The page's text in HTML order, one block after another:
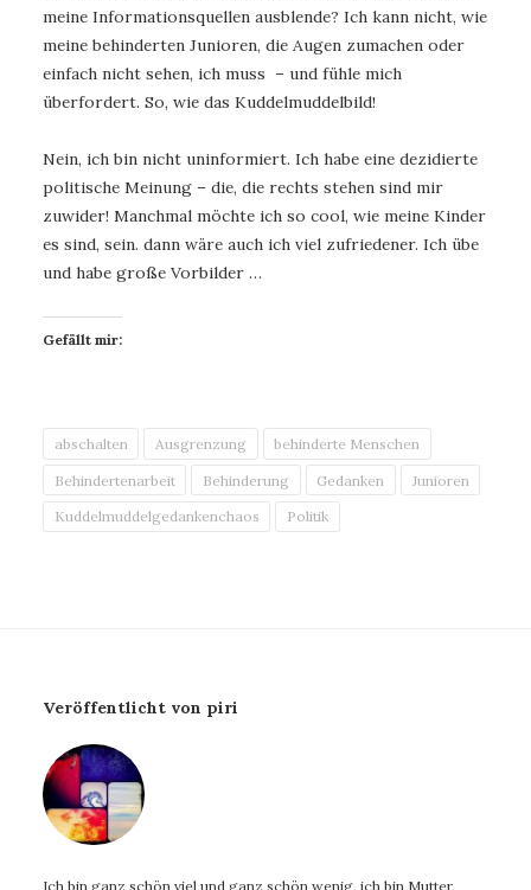
meine Informationsquellen ausblende? Ich kann nicht, wie
meine behinderten Junioren, die Augen zumachen oder
einfach nicht sehen, ich muss – und fühle mich
überfordert. So, wie das Kuddelmuddelbild!
Nein, ich bin nicht uninformiert. Ich habe eine dezidierte
politische Meinung – die, die rechts stehen sind mir
zuwider! Manchmal möchte ich so cool, wie meine Kinder
es sind, sein. dann wäre auch ich viel zufriedener. Ich übe
und habe große Vorbilder …
Gefällt mir:
abschalten Ausgrenzung behinderte Menschen
Behindertenarbeit Behinderung Gedanken Junioren
Kuddelmuddelgedankenchaos Politik
Veröffentlicht von piri
Ich bin ganz schön viel und ganz schön wenig, ich bin Mutter,